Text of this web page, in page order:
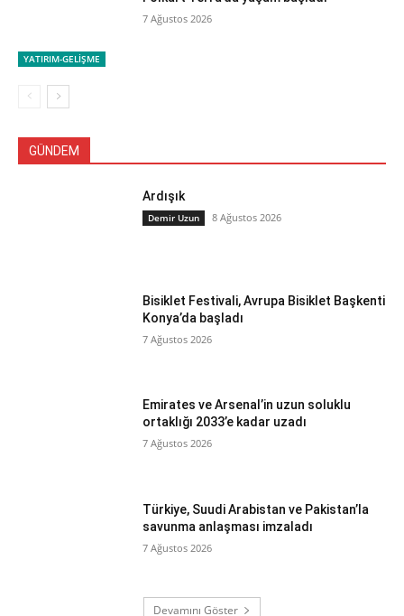
YATIRIM-GELİŞME
7 Ağustos 2026
GÜNDEM
Ardışık
Demir Uzun 8 Ağustos 2026
Bisiklet Festivali, Avrupa Bisiklet Başkenti
Konya’da başladı
7 Ağustos 2026
Emirates ve Arsenal’in uzun soluklu
ortaklığı 2033’e kadar uzadı
7 Ağustos 2026
Türkiye, Suudi Arabistan ve Pakistan’la
savunma anlaşması imzaladı
7 Ağustos 2026
Devamını Göster